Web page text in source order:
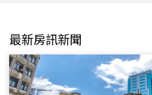
最新房訊新聞